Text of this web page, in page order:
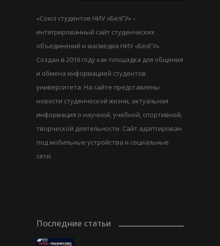
«Союз студентов НИУ «БелГУ» –
интегрированный сайт студенческих
объединений и масмедиа НИУ «БелГУ».
Создан в 2016 году как площадка для общения
и обмена информацией студентов
университета. На сайте представлены
новости студенческой жизни, актуальная
информация о научной, учебной, спортивной,
творческой деятельности. Сайт адаптирован
под мобильные устройства и социальные
сети.
Последние статьи